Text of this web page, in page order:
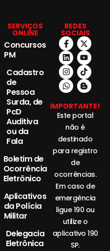
SERVIÇOS
ONLINE
Concursos
PM
Cadastro
de
Pessoa
Surda, de
PcD
Auditiva
ou da
Fala
Boletim de
Ocorrência
Eletrônico
Aplicativos
da Polícia
Militar
Delegacia
Eletrônica
REDES
SOCIAIS
IMPORTANTE!
Este portal
não é
destinado
para registro
de
ocorrências.
Em caso de
emergência
ligue 190 ou
utilize o
aplicativo 190
SP.